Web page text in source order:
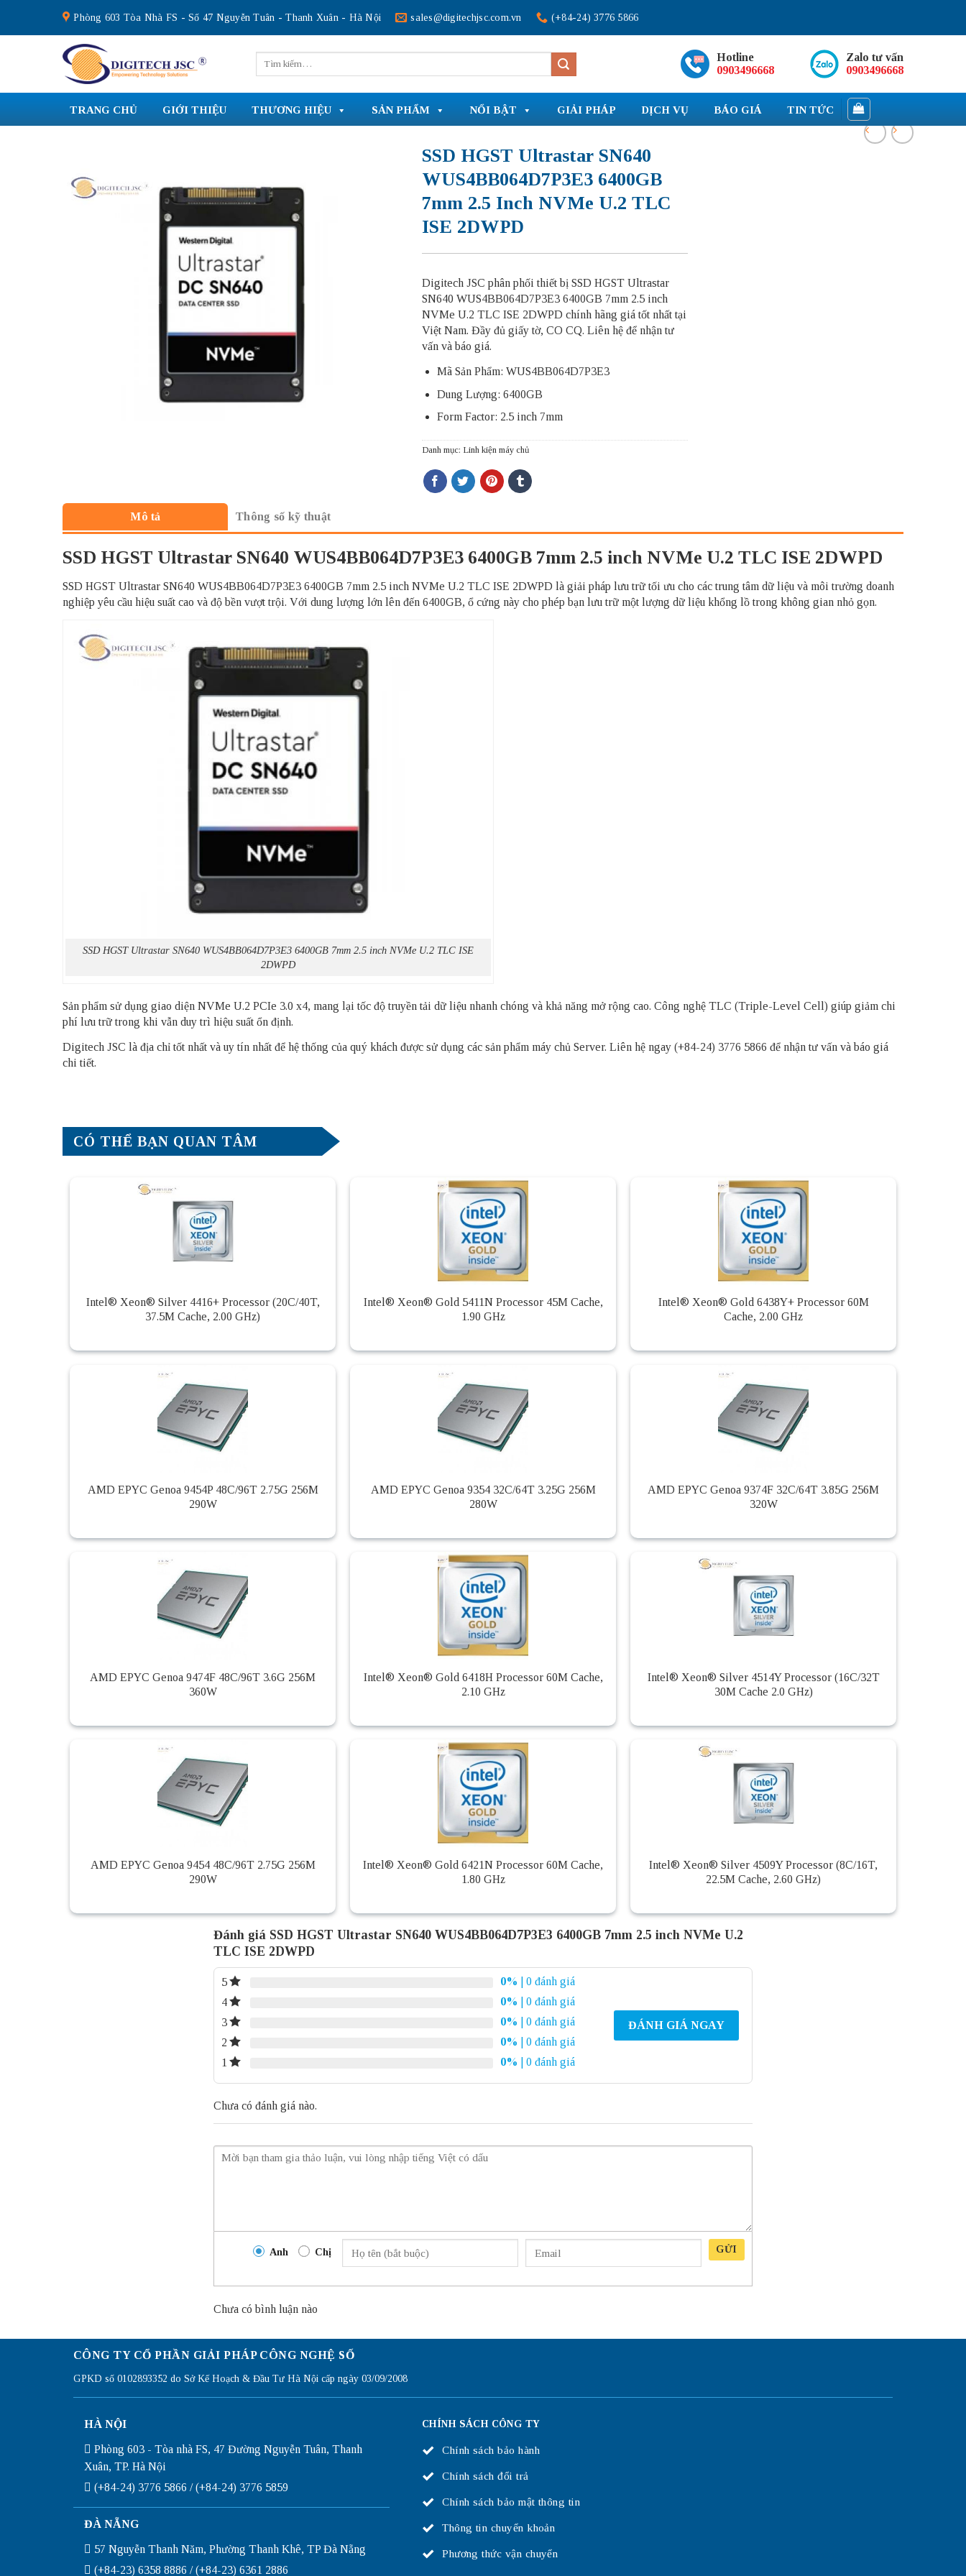
content
Phòng 603 Tòa Nhà FS - Số 47 Nguyễn Tuân - Thanh Xuân - Hà Nội sales@digitechjsc.com.vn (+84-24) 3776 5866
kiếm:
Hotline
0903496668
Zalo tư vấn
0903496668
TRANG CHỦ GIỚI THIỆU THƯƠNG HIỆU SẢN PHẨM NỔI BẬT GIẢI PHÁP DỊCH VỤ BÁO GIÁ TIN TỨC
SSD HGST Ultrastar SN640
WUS4BB064D7P3E3 6400GB
7mm 2.5 Inch NVMe U.2 TLC
ISE 2DWPD
Digitech JSC phân phối thiết bị SSD HGST Ultrastar
SN640 WUS4BB064D7P3E3 6400GB 7mm 2.5 inch
NVMe U.2 TLC ISE 2DWPD chính hãng giá tốt nhất tại
Việt Nam. Đầy đủ giấy tờ, CO CQ. Liên hệ để nhận tư
vấn và báo giá.
Mã Sản Phẩm: WUS4BB064D7P3E3
Dung Lượng: 6400GB
Form Factor: 2.5 inch 7mm
Danh mục: Linh kiện máy chủ
Mô tả Thông số kỹ thuật
SSD HGST Ultrastar SN640 WUS4BB064D7P3E3 6400GB 7mm 2.5 inch NVMe U.2 TLC ISE 2DWPD
SSD HGST Ultrastar SN640 WUS4BB064D7P3E3 6400GB 7mm 2.5 inch NVMe U.2 TLC ISE 2DWPD là giải pháp lưu trữ tối ưu cho các trung tâm dữ liệu và môi trường doanh
nghiệp yêu cầu hiệu suất cao và độ bền vượt trội. Với dung lượng lớn lên đến 6400GB, ổ cứng này cho phép bạn lưu trữ một lượng dữ liệu khổng lồ trong không gian nhỏ gọn.
SSD HGST Ultrastar SN640 WUS4BB064D7P3E3 6400GB 7mm 2.5 inch NVMe U.2 TLC ISE
2DWPD
Sản phẩm sử dụng giao diện NVMe U.2 PCIe 3.0 x4, mang lại tốc độ truyền tải dữ liệu nhanh chóng và khả năng mở rộng cao. Công nghệ TLC (Triple-Level Cell) giúp giảm chi
phí lưu trữ trong khi vẫn duy trì hiệu suất ổn định.
Digitech JSC là địa chỉ tốt nhất và uy tín nhất để hệ thống của quý khách được sử dụng các sản phẩm máy chủ Server. Liên hệ ngay (+84-24) 3776 5866 để nhận tư vấn và báo giá
chi tiết.
CÓ THỂ BẠN QUAN TÂM
Intel® Xeon® Silver 4416+ Processor (20C/40T,
37.5M Cache, 2.00 GHz)
Intel® Xeon® Gold 5411N Processor 45M Cache,
1.90 GHz
Intel® Xeon® Gold 6438Y+ Processor 60M
Cache, 2.00 GHz
AMD EPYC Genoa 9454P 48C/96T 2.75G 256M
290W
AMD EPYC Genoa 9354 32C/64T 3.25G 256M
280W
AMD EPYC Genoa 9374F 32C/64T 3.85G 256M
320W
AMD EPYC Genoa 9474F 48C/96T 3.6G 256M
360W
Intel® Xeon® Gold 6418H Processor 60M Cache,
2.10 GHz
Intel® Xeon® Silver 4514Y Processor (16C/32T
30M Cache 2.0 GHz)
AMD EPYC Genoa 9454 48C/96T 2.75G 256M
290W
Intel® Xeon® Gold 6421N Processor 60M Cache,
1.80 GHz
Intel® Xeon® Silver 4509Y Processor (8C/16T,
22.5M Cache, 2.60 GHz)
Đánh giá SSD HGST Ultrastar SN640 WUS4BB064D7P3E3 6400GB 7mm 2.5 inch NVMe U.2
TLC ISE 2DWPD
5 0%
| 0 đánh giá
4
0%
| 0 đánh giá
3
0%
| 0 đánh giá
2
0%
| 0 đánh giá
1
0% | 0 đánh giá
ĐÁNH GIÁ NGAY
Chưa có đánh giá nào.
Anh Chị GỬI
Chưa có bình luận nào
CÔNG TY CỔ PHẦN GIẢI PHÁP CÔNG NGHỆ SỐ
GPKD số 0102893352 do Sở Kế Hoạch & Đầu Tư Hà Nội cấp ngày 03/09/2008
HÀ NỘI
Phòng 603 - Tòa nhà FS, 47 Đường Nguyễn Tuân, Thanh
Xuân, TP. Hà Nội
(+84-24) 3776 5866 / (+84-24) 3776 5859
ĐÀ NẴNG
57 Nguyễn Thanh Năm, Phường Thanh Khê, TP Đà Nẵng
(+84-23) 6358 8886 / (+84-23) 6361 2886
CHÍNH SÁCH CÔNG TY
Chính sách bảo hành
Chính sách đổi trả
Chính sách bảo mật thông tin
Thông tin chuyển khoản
Phương thức vận chuyển